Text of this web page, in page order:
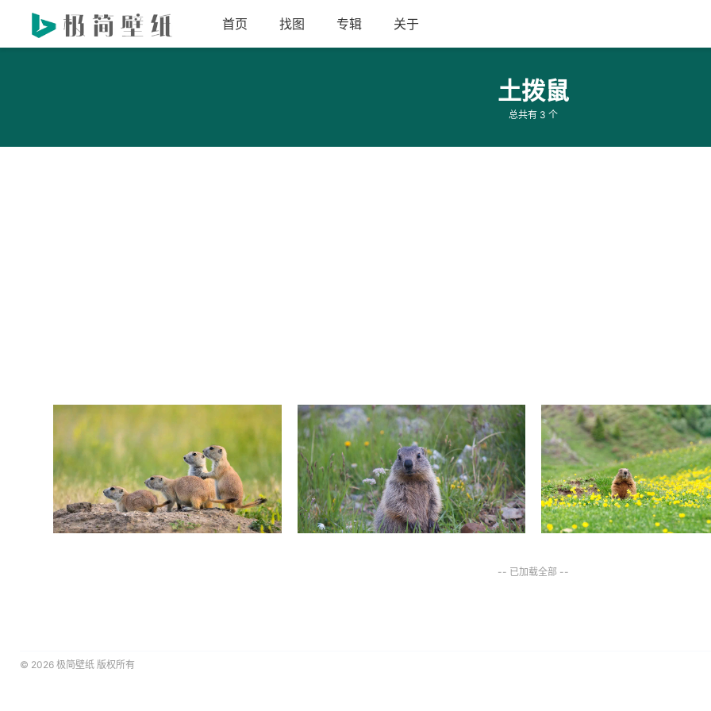
首页 找图 专辑 关于
土拨鼠
总共有 3 个
-- 已加载全部 --
© 2026 极简壁纸 版权所有